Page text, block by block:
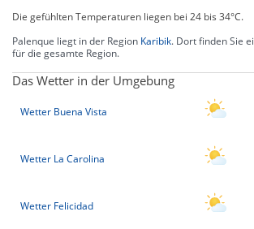
Die gefühlten Temperaturen liegen bei 24 bis 34°C.
Palenque liegt in der Region Karibik. Dort finden Sie
für die gesamte Region.
Das Wetter in der Umgebung
Wetter Buena Vista
Wetter La Carolina
Wetter Felicidad